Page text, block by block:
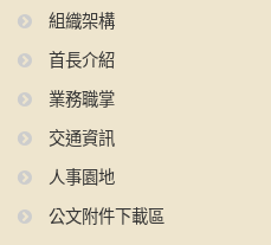
組織架構
首長介紹
業務職掌
交通資訊
人事園地
公文附件下載區